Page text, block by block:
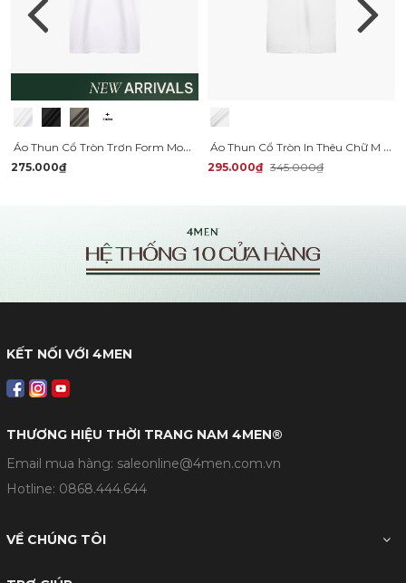
Áo Thun Cổ Tròn Trơn Form Modern AT186
275.000₫
Áo Thun Cổ Tròn In Thêu Chữ M Together Form Regular AT165
295.000₫ 345.000₫
KẾT NỐI VỚI 4MEN
THƯƠNG HIỆU THỜI TRANG NAM 4MEN®
Email mua hàng: saleonline@4men.com.vn
Hotline: 0868.444.644
VỀ CHÚNG TÔI